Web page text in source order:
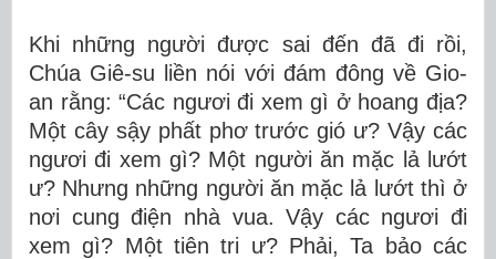
Khi những người được sai đến đã đi rồi,
Chúa Giê-su liền nói với đám đông về Gio-
an rằng: “Các ngươi đi xem gì ở hoang địa?
Một cây sậy phất phơ trước gió ư? Vậy các
ngươi đi xem gì? Một người ăn mặc lả lướt
ư? Nhưng những người ăn mặc lả lướt thì ở
nơi cung điện nhà vua. Vậy các ngươi đi
xem gì? Một tiên tri ư? Phải, Ta bảo các